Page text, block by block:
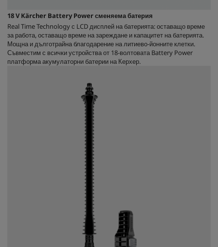
18 V Kärcher Battery Power сменяема батерия
Real Time Technology с LCD дисплей на батерията: оставащо време
за работа, оставащо време на зареждане и капацитет на батерията.
Мощна и дълготрайна благодарение на литиево-йонните клетки.
Съвместим с всички устройства от 18-волтовата Battery Power
платформа акумулаторни батерии на Керхер.